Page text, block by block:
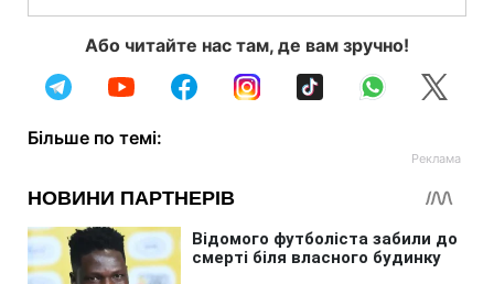
Або читайте нас там, де вам зручно!
Більше по темі: